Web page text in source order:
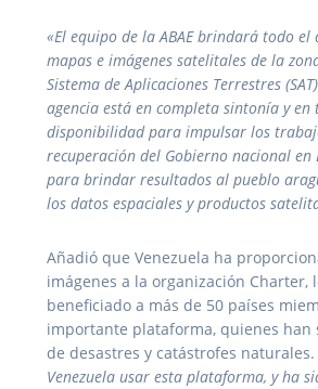
«El equipo de la ABAE brindará todo el
mapas e imágenes satelitales de la
Sistema de Aplicaciones Terrestres
agencia está en completa sintonía y en
disponibilidad para impulsar los
recuperación del Gobierno nacional en
para brindar resultados al pueblo
los datos espaciales y productos
Añadió que Venezuela ha
imágenes a la organización Charter,
beneficiado a más de 50 países
importante plataforma, quienes
de desastres y catástrofes naturales.
Venezuela usar esta plataforma, y ha